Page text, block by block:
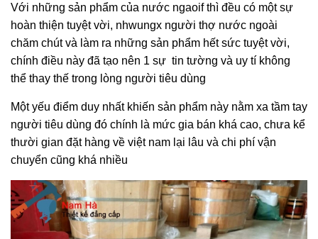
Với những sản phẩm của nước ngaoif thì đều có một sự
hoàn thiện tuyệt vời, nhwungx người thợ nước ngoài
chăm chút và làm ra những sản phẩm hết sức tuyệt vời,
chính điều này đã tạo nên 1 sự tin tường và uy tí không
thể thay thế trong lòng người tiêu dùng
Một yếu điểm duy nhất khiến sản phẩm này nằm xa tầm tay
người tiêu dùng đó chính là mức gia bán khá cao, chưa kể
thười gian đặt hàng về việt nam lại lâu và chi phí vận
chuyển cũng khá nhiều